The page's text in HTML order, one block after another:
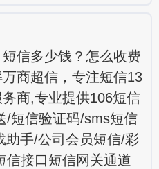
信多少钱？怎么收费
商超信，专注短信13
商,专业提供106短信
/短信验证码/sms短信
助手/公司会员短信/彩
信接口短信网关通道